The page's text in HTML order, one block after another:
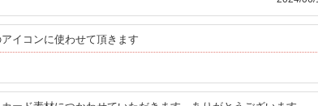
イコンに使わせて頂きます